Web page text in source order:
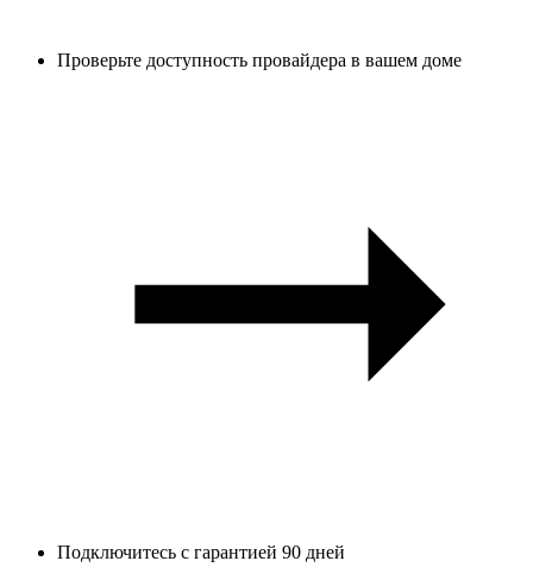
Проверьте доступность провайдера в вашем доме
Подключитесь с гарантией 90 дней